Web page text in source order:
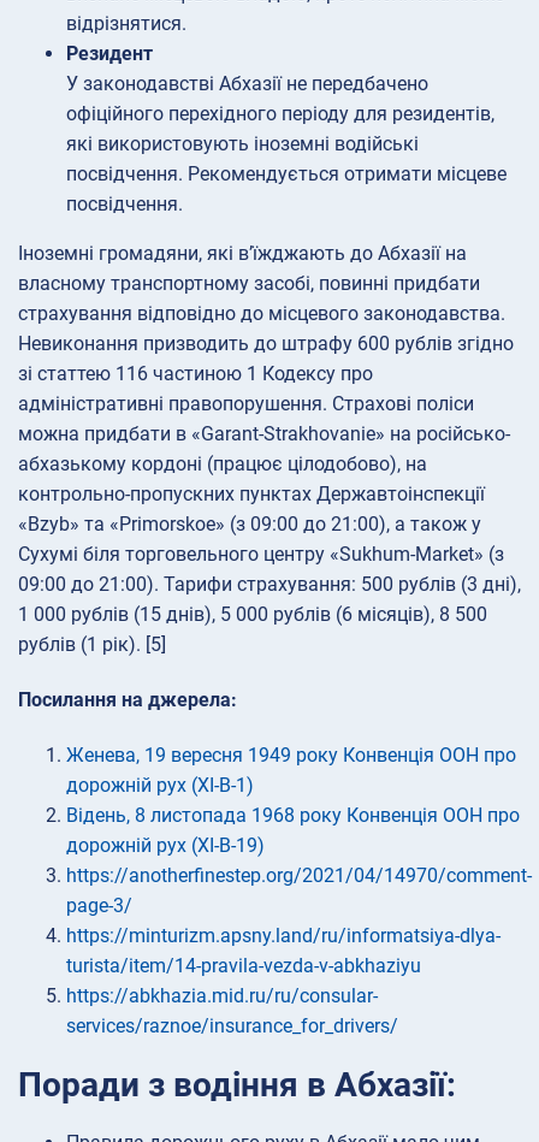
відрізнятися.
Резидент
У законодавстві Абхазії не передбачено
офіційного перехідного періоду для резидентів,
які використовують іноземні водійські
посвідчення. Рекомендується отримати місцеве
посвідчення.
Іноземні громадяни, які в’їжджають до Абхазії на
власному транспортному засобі, повинні придбати
страхування відповідно до місцевого законодавства.
Невиконання призводить до штрафу 600 рублів згідно
зі статтею 116 частиною 1 Кодексу про
адміністративні правопорушення. Страхові поліси
можна придбати в «Garant-Strakhovanie» на російсько-
абхазькому кордоні (працює цілодобово), на
контрольно-пропускних пунктах Державтоінспекції
«Bzyb» та «Primorskoe» (з 09:00 до 21:00), а також у
Сухумі біля торговельного центру «Sukhum-Market» (з
09:00 до 21:00). Тарифи страхування: 500 рублів (3 дні),
1 000 рублів (15 днів), 5 000 рублів (6 місяців), 8 500
рублів (1 рік). [5]
Посилання на джерела:
Женева, 19 вересня 1949 року Конвенція ООН про
дорожній рух (XI-B-1)
Відень, 8 листопада 1968 року Конвенція ООН про
дорожній рух (XI-B-19)
https://anotherfinestep.org/2021/04/14970/comment-
page-3/
https://minturizm.apsny.land/ru/informatsiya-dlya-
turista/item/14-pravila-vezda-v-abkhaziyu
https://abkhazia.mid.ru/ru/consular-
services/raznoe/insurance_for_drivers/
Поради з водіння в Абхазії: